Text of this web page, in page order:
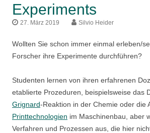
Experiments
27. März 2019 Silvio Heider
Wollten Sie schon immer einmal erleben/
Forscher ihre Experimente durchführen?
Studenten lernen von ihren erfahrenen
etablierte Prozeduren, beispielsweise das
Grignard-Reaktion in der Chemie oder die
Printtechnologien im Maschinenbau, aber
Verfahren und Prozessen aus, die hier